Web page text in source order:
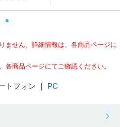
ません。詳細情報は、各商品ページに
商品ページにてご確認ください。
トフォン ｜ PC